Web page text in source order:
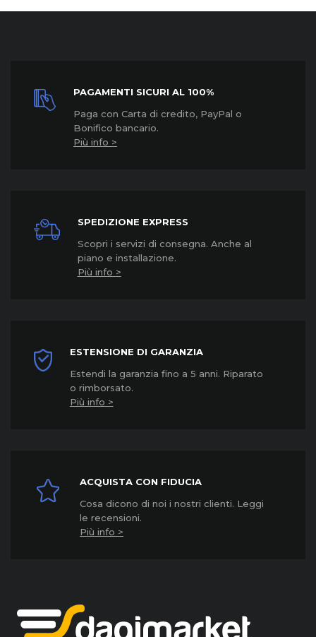
PAGAMENTI SICURI AL 100%
Paga con Carta di credito, PayPal o
Bonifico bancario.
Più info >
SPEDIZIONE EXPRESS
Scopri i servizi di consegna. Anche al
piano e installazione.
Più info >
ESTENSIONE DI GARANZIA
Estendi la garanzia fino a 5 anni. Riparato
o rimborsato.
Più info >
ACQUISTA CON FIDUCIA
Cosa dicono di noi i nostri clienti. Leggi
le recensioni.
Più info >